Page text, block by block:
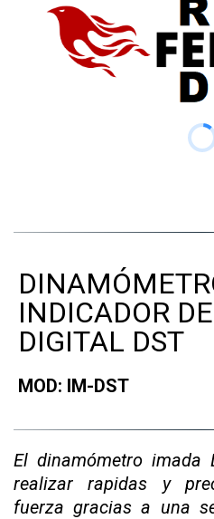
INDICADOR
DIGITAL DST
MOD: IM-DST
El dinamómetro imada
realizar rapidas y
fuerza gracias a una